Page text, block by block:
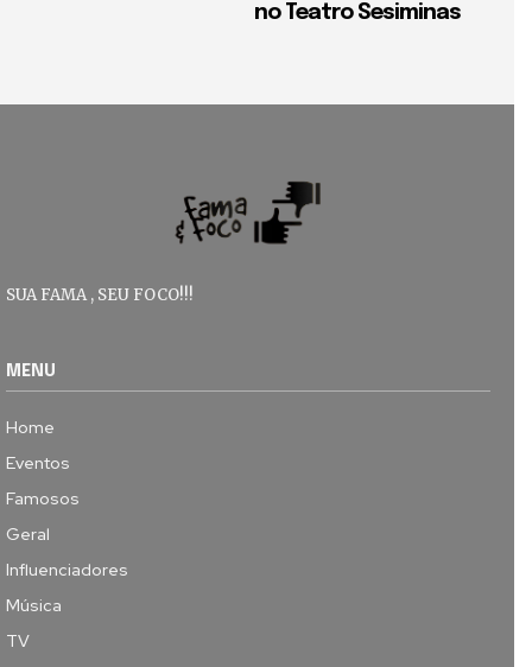
no Teatro Sesiminas
SUA FAMA , SEU FOCO!!!
MENU
Home
Eventos
Famosos
Geral
Influenciadores
Música
TV